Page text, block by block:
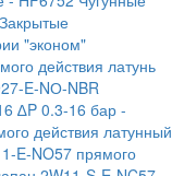
"эконом"
действия латунь
E-NО-NBR
∆P 0.3-16 бар -
действия латунный
E-NO57 прямого